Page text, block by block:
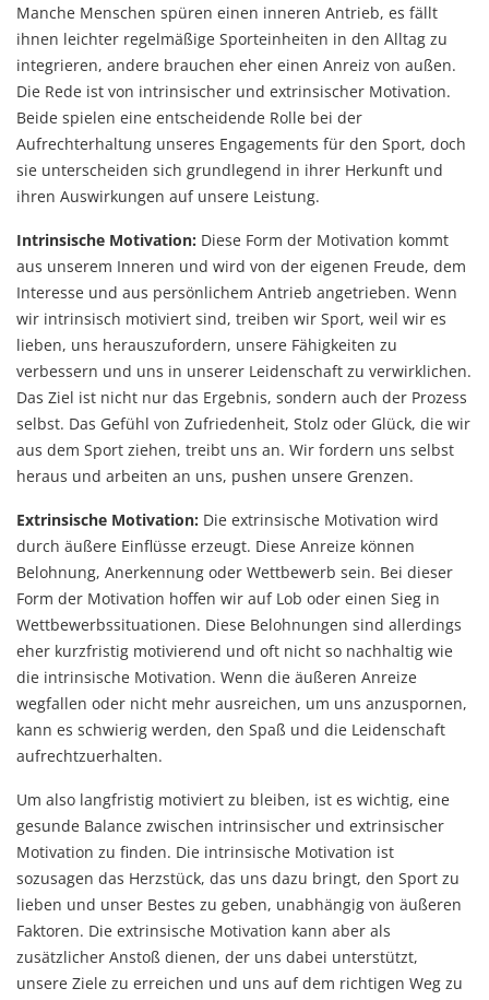
Manche Menschen spüren einen inneren Antrieb, es fällt
ihnen leichter regelmäßige Sporteinheiten in den Alltag zu
integrieren, andere brauchen eher einen Anreiz von außen.
Die Rede ist von intrinsischer und extrinsischer Motivation.
Beide spielen eine entscheidende Rolle bei der
Aufrechterhaltung unseres Engagements für den Sport, doch
sie unterscheiden sich grundlegend in ihrer Herkunft und
ihren Auswirkungen auf unsere Leistung.
Intrinsische Motivation: Diese Form der Motivation kommt
aus unserem Inneren und wird von der eigenen Freude, dem
Interesse und aus persönlichem Antrieb angetrieben. Wenn
wir intrinsisch motiviert sind, treiben wir Sport, weil wir es
lieben, uns herauszufordern, unsere Fähigkeiten zu
verbessern und uns in unserer Leidenschaft zu verwirklichen.
Das Ziel ist nicht nur das Ergebnis, sondern auch der Prozess
selbst. Das Gefühl von Zufriedenheit, Stolz oder Glück, die wir
aus dem Sport ziehen, treibt uns an. Wir fordern uns selbst
heraus und arbeiten an uns, pushen unsere Grenzen.
Extrinsische Motivation: Die extrinsische Motivation wird
durch äußere Einflüsse erzeugt. Diese Anreize können
Belohnung, Anerkennung oder Wettbewerb sein. Bei dieser
Form der Motivation hoffen wir auf Lob oder einen Sieg in
Wettbewerbssituationen. Diese Belohnungen sind allerdings
eher kurzfristig motivierend und oft nicht so nachhaltig wie
die intrinsische Motivation. Wenn die äußeren Anreize
wegfallen oder nicht mehr ausreichen, um uns anzuspornen,
kann es schwierig werden, den Spaß und die Leidenschaft
aufrechtzuerhalten.
Um also langfristig motiviert zu bleiben, ist es wichtig, eine
gesunde Balance zwischen intrinsischer und extrinsischer
Motivation zu finden. Die intrinsische Motivation ist
sozusagen das Herzstück, das uns dazu bringt, den Sport zu
lieben und unser Bestes zu geben, unabhängig von äußeren
Faktoren. Die extrinsische Motivation kann aber als
zusätzlicher Anstoß dienen, der uns dabei unterstützt,
unsere Ziele zu erreichen und uns auf dem richtigen Weg zu